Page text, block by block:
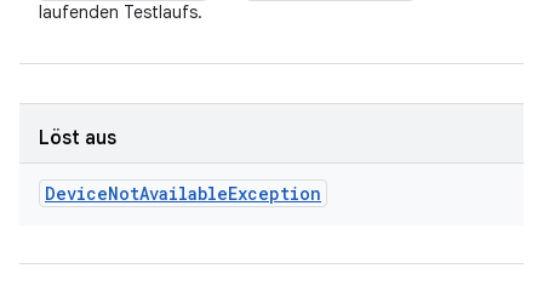
laufenden Testlaufs.
Löst aus
DeviceNotAvailableException